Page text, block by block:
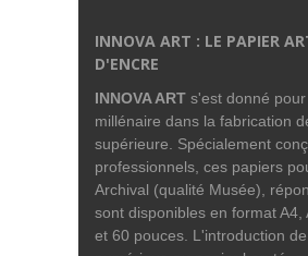
INNOVA ART : LE PAPIER
D'ENCRE
INNOVA ART s'est donné
millénaire dans la fabrication
supérieure. Spécialement
professionnels, ces papiers
Archival (qualité Musée),
sont disponibles en format
et 60 pouces. L'introduction